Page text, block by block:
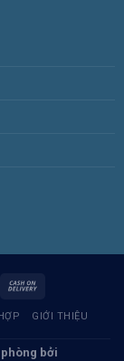
GIỚI THIỆU
bởi